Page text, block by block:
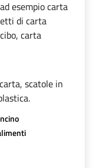
esempio carta
di carta
carta
scatole in